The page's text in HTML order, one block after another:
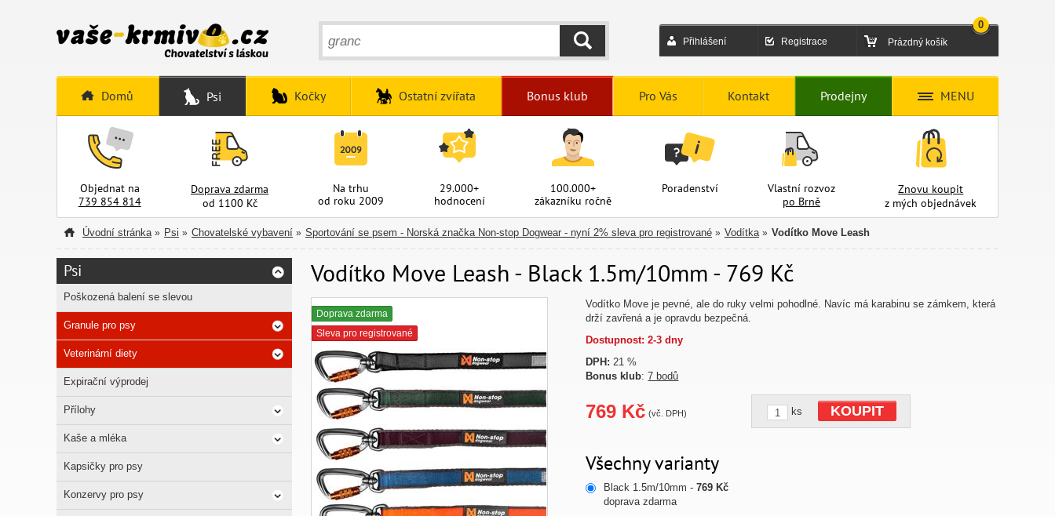
Přihlášení Registrace Prázdný košík
0
HLEDAT
Domů Psi Kočky Ostatní zvířata Bonus klub Pro Vás Kontakt Prodejny MENU
Objednat na
739 854 814
Doprava zdarma
od 1100 Kč
Na trhu
od roku 2009
29.000+
hodnocení
100.000+
zákazníku ročně
Poradenství
Vlastní rozvoz
po Brně
Znovu koupit
z mých objednávek
Úvodní stránka » Psi » Chovatelské vybavení » Sportování se psem - Norská značka Non-stop Dogwear - nyní 2% sleva pro registrované » Vodítka » Vodítko Move Leash
Vodítko Move Leash - Black 1.5m/10mm - 769 Kč
Doprava zdarma
Sleva pro registrované
Vodítko Move je pevné, ale do ruky velmi pohodlné. Navíc má karabinu se zámkem, která
drží zavřená a je opravdu bezpečná.
Dostupnost: 2-3 dny
DPH: 21 %
Bonus klub:7 bodů
769 Kč (vč. DPH) ks KOUPIT
Všechny varianty
Black 1.5m/10mm -769 Kč
doprava zdarma
Psi
Poškozená balení se slevou
Granule pro psy
Veterinární diety
Expirační výprodej
Přílohy
Kaše a mléka
Kapsičky pro psy
Konzervy pro psy